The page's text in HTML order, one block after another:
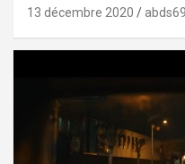
13 décembre 2020 abds69